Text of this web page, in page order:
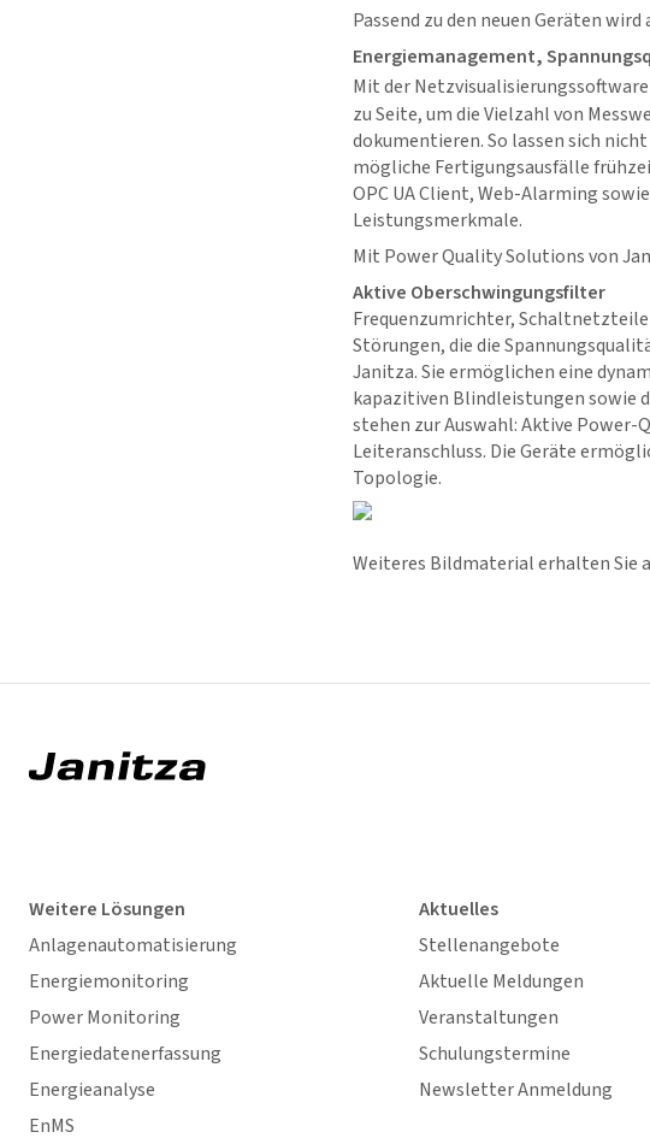
Passend zu den neuen Geräten
Energiemanagement,
Mit der Netzvisualisierungssoftware
zu Seite, um die Vielzahl von
dokumentieren. So lassen sich
mögliche Fertigungsausfälle
OPC UA Client, Web-Alarming
Leistungsmerkmale.
Mit Power Quality Solutions von
Aktive Oberschwingungsfilter
Frequenzumrichter,
Störungen, die die
Janitza. Sie ermöglichen eine
kapazitiven Blindleistungen sowie
stehen zur Auswahl: Aktive
Leiteranschluss. Die Geräte
Topologie.
Weiteres Bildmaterial erhalten Sie
Weitere Lösungen
Anlagenautomatisierung
Energiemonitoring
Power Monitoring
Energiedatenerfassung
Energieanalyse
EnMS
Aktuelles
Stellenangebote
Aktuelle Meldungen
Veranstaltungen
Schulungstermine
Newsletter Anmeldung